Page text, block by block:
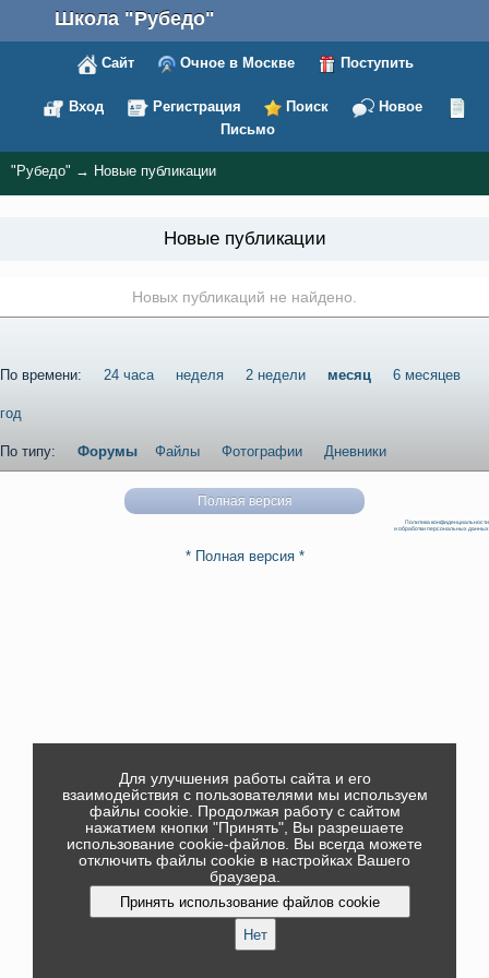
Школа "Рубедо"
Сайт Очное в Москве Поступить
Вход Регистрация Поиск
Новое
Письмо
"Рубедо" → Новые публикации
Новые публикации
Новых публикаций не найдено.
По времени: 24 часа неделя 2 недели месяц 6 месяцев
год
По типу: Форумы Файлы Фотографии Дневники
Полная версия
Политика конфиденциальности
и обработки персональных данных
* Полная версия *
Для улучшения работы сайта и его
взаимодействия с пользователями мы используем
файлы cookie. Продолжая работу с сайтом
нажатием кнопки "Принять", Вы разрешаете
использование cookie-файлов. Вы всегда можете
отключить файлы cookie в настройках Вашего
браузера.
Принять использование файлов cookie
Нет